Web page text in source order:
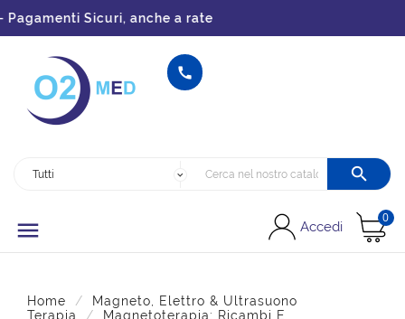
Sicuri, anche a rate


 Accedi
0
Home
Magneto, Elettro & Ultrasuono
Terapia
Magnetoterapia: Ricambi E